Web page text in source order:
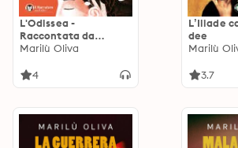
L'Odissea -
Raccontata da
Penelope, Circe,
Marilù Oliva
4
L’Iliade
dee
Marilù
3.7